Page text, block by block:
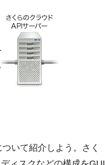
いて紹介しよう。さく